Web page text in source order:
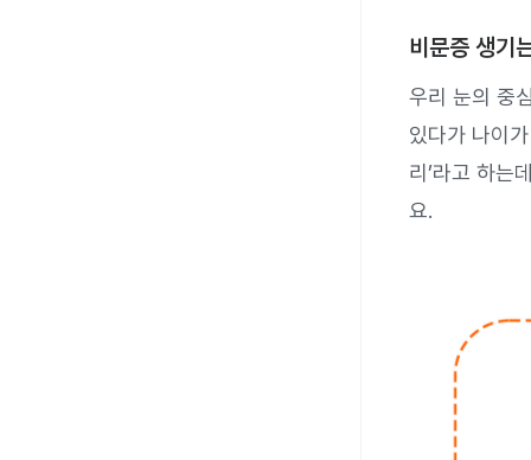
비문증 생기
우리 눈의 중
있다가 나이
리’라고 하는
요.